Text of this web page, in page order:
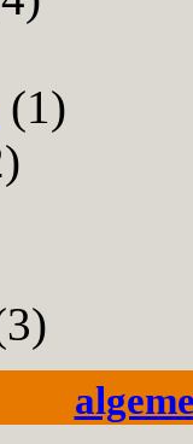
(1)